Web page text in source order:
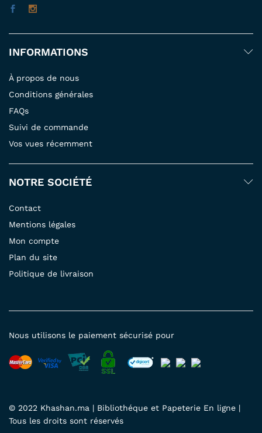
INFORMATIONS
À propos de nous
Conditions générales
FAQs
Suivi de commande
Vos vues récemment
NOTRE SOCIÉTÉ
Contact
Mentions légales
Mon compte
Plan du site
Politique de livraison
© 2022 Khashan.ma | Bibliothéque et Papeterie En ligne |
Tous les droits sont réservés
Nous utilisons le paiement sécurisé pour